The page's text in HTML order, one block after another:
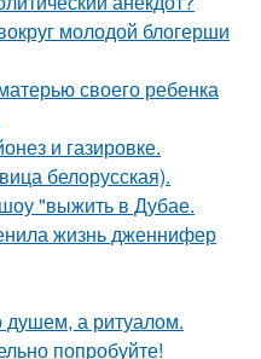
молодой блогерши
своего ребенка
и газировке.
белорусская).
"выжить в Дубае.
жизнь дженнифер
душем, а ритуалом.
попробуйте!